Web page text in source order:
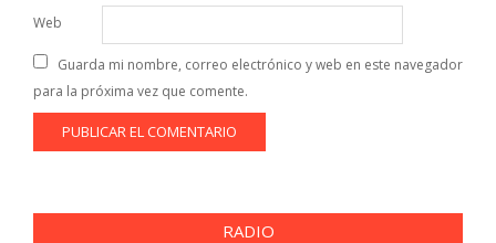
Web
Guarda mi nombre, correo electrónico y web en este navegador
para la próxima vez que comente.
RADIO